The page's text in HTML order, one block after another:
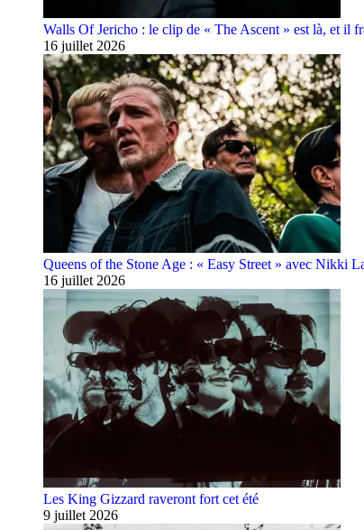
Walls Of Jericho : le clip de « The Ascent » est là, et il
16 juillet 2026
Queens of the Stone Age : « Easy Street » avec Nikki
16 juillet 2026
Les King Gizzard raveront fort cet été
9 juillet 2026